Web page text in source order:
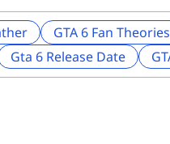
GTA 6 Fan Theories
Gta 6 Release Date